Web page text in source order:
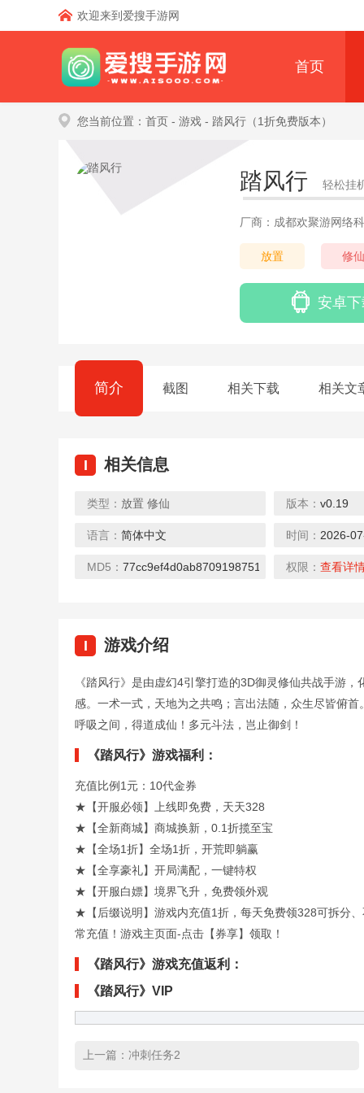
欢迎来到爱搜手游网
首页
您当前位置： 首页 - 游戏 - 踏风行（1折免费版本）
踏风行 轻松挂
厂商：成都欢聚游网络
放置 修仙
安卓
简介 截图 相关下载 相关文
I 相关信息
类型： 放置 修仙 版本： v0.19
语言： 简体中文 时间： 2026-
MD5： 77cc9ef4d0ab8709198751b8e2706fcc
权限： 查看详
I 游戏介绍
《踏风行》是由虚幻4引擎打造的3D御灵修仙共战手游
感。一术一式，天地为之共鸣；言出法随，众生尽皆俯
呼吸之间，得道成仙！多元斗法，岂止御剑！
《踏风行》游戏福利：
充值比例1元：10代金券
★【开服必领】上线即免费，天天328
★【全新商城】商城换新，0.1折揽至宝
★【全场1折】全场1折，开荒即躺赢
★【全享豪礼】开局满配，一键特权
★【开服白嫖】境界飞升，免费领外观
★【后缀说明】游戏内充值1折，每天免费领328可拆分
常充值！游戏主页面-点击【券享】领取！
《踏风行》游戏充值返利：
《踏风行》VIP
上一篇： 冲刺任务2